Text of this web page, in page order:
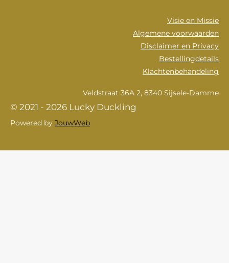
Visie en Missie
Algemene voorwaarden
Disclaimer en Privacy
Bestellingdetails
Klachtenbehandeling
Veldstraat 36A 2, 8340 Sijsele-Damme
© 2021 - 2026 Lucky Duckling
Powered by JouwWeb